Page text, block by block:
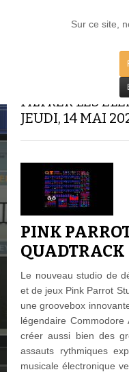
Sur ce site,
FILTRER LES
JEUDI, 14 MAI
PINK
QUADTRACK
Le nouveau studio de
et de jeux Pink Parrot
une groovebox
légendaire
créer aussi bien des
assauts rythmiques
musicale électronique